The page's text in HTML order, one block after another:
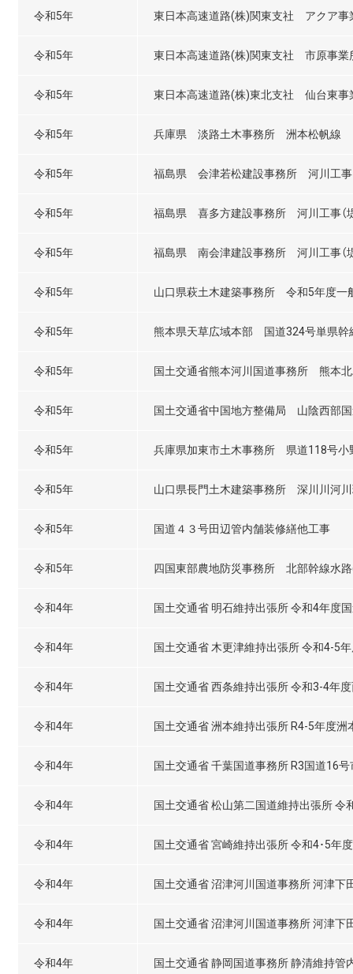
令和5年 東日本高速道路(株)関東支社 アクア
令和5年 東日本高速道路(株)関東支社 市原事業
令和5年 東日本高速道路(株)東北支社 仙台東
令和5年 兵庫県 淡路土木事務所 洲本松帆線
令和5年 福島県 会津若松建設事務所 河川工事
令和5年 福島県 喜多方建設事務所 河川工事（
令和5年 福島県 南会津建設事務所 河川工事（
令和5年 山口県萩土木建築事務所 令和5年度
令和5年 熊本県天草広域本部 国道324号単県幹
令和5年 国土交通省熊本河川国道事務所 熊本
令和5年 国土交通省中国地方整備局 山陰西部
令和5年 兵庫県加東市土木事務所 県道118号
令和5年 山口県長門土木建築事務所 深川川河
令和5年 国道４３号田辺管内舗装修繕他工事
令和5年 四国東部農地防災事務所 北部幹線水
令和4年 国土交通省 明石維持出張所 令和4年度
令和4年 国土交通省 木更津維持出張所 令和4-5
令和4年 国土交通省 西条維持出張所 令和3-4年
令和4年 国土交通省 洲本維持出張所 R4-5年度洲
令和4年 国土交通省 千葉国道事務所 R3国道16
令和4年 国土交通省 松山第二国道維持出張所
令和4年 国土交通省 宮崎維持出張所 令和4･5年
令和4年 国土交通省 沼津河川国道事務所 河津下
令和4年 国土交通省 沼津河川国道事務所 河津下
令和4年 国土交通省 静岡国道事務所 静清維持管